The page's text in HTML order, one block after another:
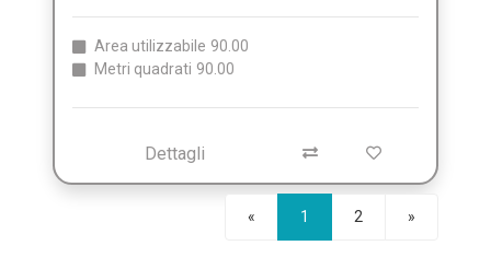
Area utilizzabile 90.00
Metri quadrati 90.00
Dettagli
« 1 2 »